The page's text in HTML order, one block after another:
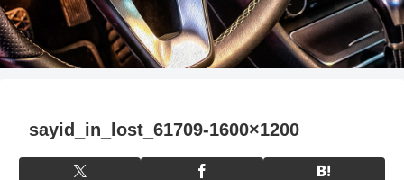
sayid_in_lost_61709-1600×1200